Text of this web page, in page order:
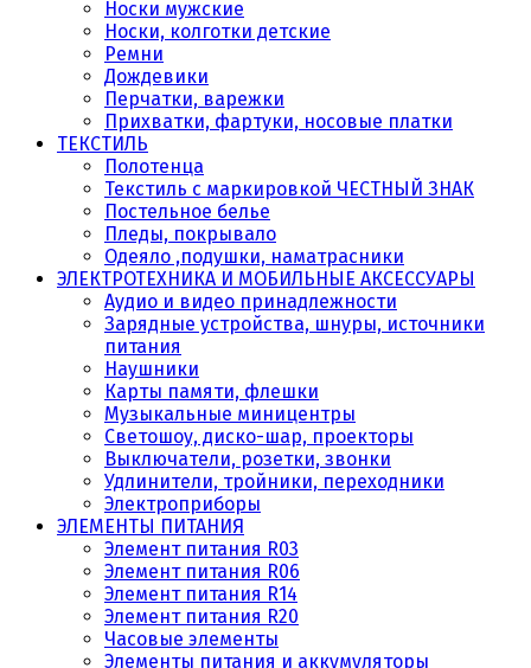
Носки мужские
Носки, колготки детские
Ремни
Дождевики
Перчатки, варежки
Прихватки, фартуки, носовые платки
ТЕКСТИЛЬ
Полотенца
Текстиль с маркировкой ЧЕСТНЫЙ ЗНАК
Постельное белье
Пледы, покрывало
Одеяло ,подушки, наматрасники
ЭЛЕКТРОТЕХНИКА И МОБИЛЬНЫЕ АКСЕССУАРЫ
Аудио и видео принадлежности
Зарядные устройства, шнуры, источники
питания
Наушники
Карты памяти, флешки
Музыкальные миницентры
Светошоу, диско-шар, проекторы
Выключатели, розетки, звонки
Удлинители, тройники, переходники
Электроприборы
ЭЛЕМЕНТЫ ПИТАНИЯ
Элемент питания R03
Элемент питания R06
Элемент питания R14
Элемент питания R20
Часовые элементы
Элементы питания и аккумуляторы